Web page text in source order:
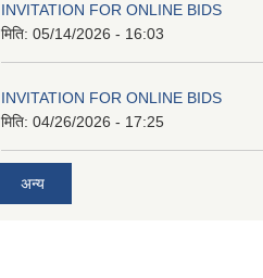
INVITATION FOR ONLINE BIDS
मिति: 05/14/2026 - 16:03
INVITATION FOR ONLINE BIDS
मिति: 04/26/2026 - 17:25
अन्य